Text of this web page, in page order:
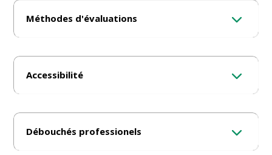
Méthodes d'évaluations
Accessibilité
Débouchés professionels